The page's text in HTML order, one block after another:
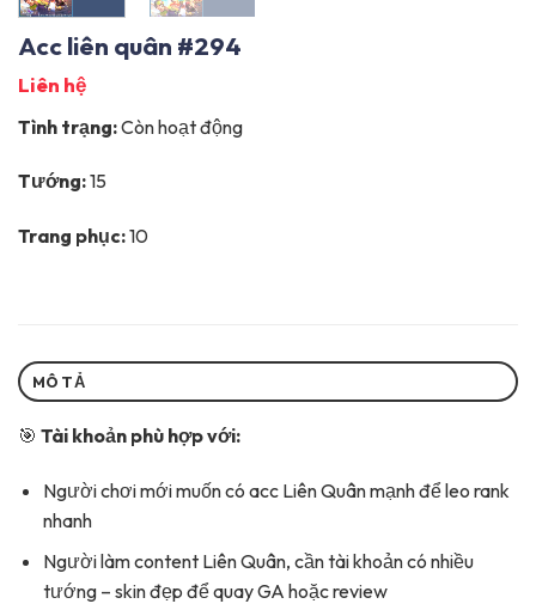
Acc liên quân #294
Liên hệ
Tình trạng:Còn hoạt động
Tướng:15
Trang phục:10
MÔ TẢ
🎯 Tài khoản phù hợp với:
Người chơi mới muốn có acc Liên Quân mạnh để leo rank
nhanh
Người làm content Liên Quân, cần tài khoản có nhiều
tướng – skin đẹp để quay GA hoặc review